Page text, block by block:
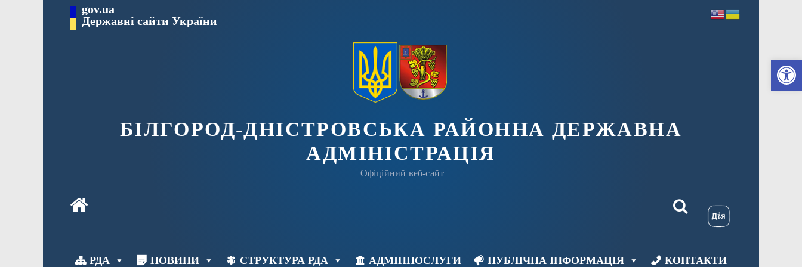
gov.ua
Державні сайти України
БІЛГОРОД-ДНІСТРОВСЬКА РАЙОННА ДЕРЖАВНА
АДМІНІСТРАЦІЯ
Офіційний веб-сайт
РДА НОВИНИ СТРУКТУРА РДА АДМІНПОСЛУГИ ПУБЛІЧНА ІНФОРМАЦІЯ КОНТАКТИ